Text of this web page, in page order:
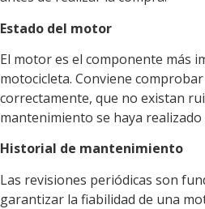
Estado del motor
El motor es el componente más
motocicleta. Conviene
correctamente, que no existan
mantenimiento se haya realizado
Historial de mantenimiento
Las revisiones periódicas son
garantizar la fiabilidad de una